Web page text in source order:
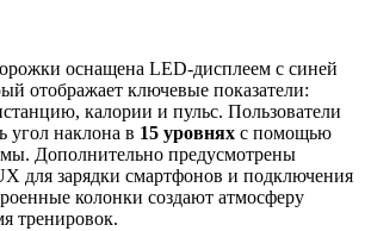
оснащена LED-дисплеем с синей
отображает ключевые показатели:
калории и пульс. Пользователи
угол наклона в 15 уровнях с помощью
Дополнительно предусмотрены
для зарядки смартфонов и подключения
колонки создают атмосферу
тренировок.